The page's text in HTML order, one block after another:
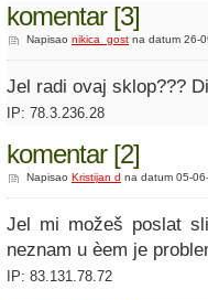
komentar [3]
Napisao nikica_gost na datum 26-
Jel radi ovaj sklop???
IP: 78.3.236.28
komentar [2]
Napisao Kristijan d na datum 05-
Jel mi možeš poslat
neznam u èem je
IP: 83.131.78.72